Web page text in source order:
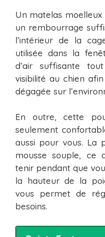
Un matelas moelleux
un rembourrage
l’intérieur de la
utilisée dans la
d’air suffisante
visibilité au chien
dégagée sur
En outre, cette
seulement
aussi pour vous. La
mousse souple, ce
tenir pendant que
la hauteur de la
vous permet de
besoins.